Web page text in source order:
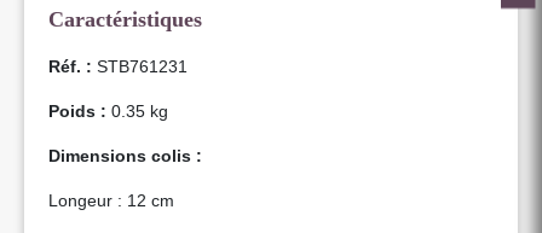
Caractéristiques
Réf. : STB761231
Poids : 0.35 kg
Dimensions colis :
Longeur : 12 cm